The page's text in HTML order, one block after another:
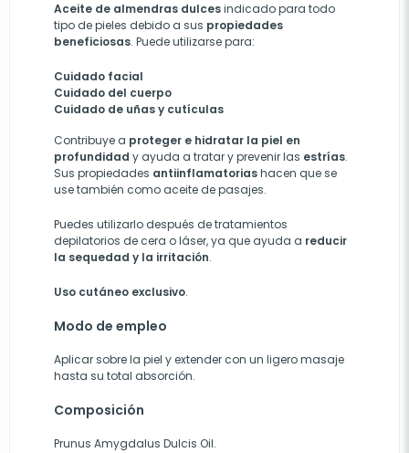
Aceite de almendras dulcesindicado para todo
tipo de pieles debido a sus propiedades
beneficiosas. Puede utilizarse para:
Cuidado facial
Cuidado del cuerpo
Cuidado de uñas y cutículas
Contribuye a proteger e hidratar la piel en
profundidad y ayuda a tratar y prevenir las estrías.
Sus propiedades antiinflamatoriashacen que se
use también como aceite de pasajes.
Puedes utilizarlo después de tratamientos
depilatorios de cera o láser, ya que ayuda a reducir
la sequedad y la irritación.
Uso cutáneo exclusivo.
Modo de empleo
Aplicar sobre la piel y extender con un ligero masaje
hasta su total absorción.
Composición
Prunus Amygdalus Dulcis Oil.